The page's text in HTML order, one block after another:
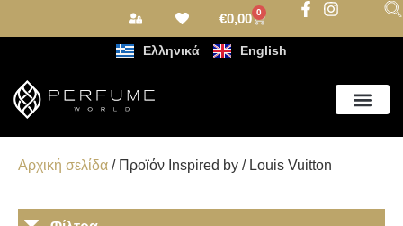
€0,00 0
Ελληνικά English
Αρχική σελίδα / Προϊόν Inspired by / Louis Vuitton